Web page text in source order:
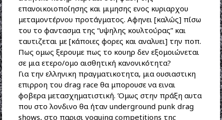
επανοικοιοποίησης και μιμησης ενος κυριαρχου
μεταμοντέρνου προτάγματος. Αφηνει [καλώς] πίσω
του το φαντασμα της “υψηλης κουλτούρας” και
ταυτιζεται με [κάποιες φορες και αναλυει] την ποπ.
Πως ομως ξερουμε πως το κουηρ δεν εξομοιώνεται
σε μια ετερο/ομο αισθητική κανονικότητα?
Για την ελληνικη πραγματικοτητα, μια ουσιαστικη
επιρροη του drag race θα μπορουσε να ειναι
φοβερα μετασχηματιστική. Όμως στην πράξη αυτα
που στο λονδινο θα ήταν underground punk drag
shows, στο παρισι voguing competitions της